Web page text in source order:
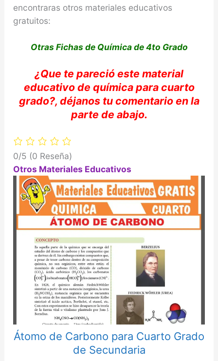
encontraras otros materiales educativos
gratuitos:
Otras Fichas de Química de 4to Grado
¿Que te parecióeste material
educativo de químicapara cuarto
grado?, déjanostu comentario en la
parte de abajo.
0/5 (0 Reseña)
Otros Materiales Educativos
Átomo de Carbono para Cuarto Grado
de Secundaria